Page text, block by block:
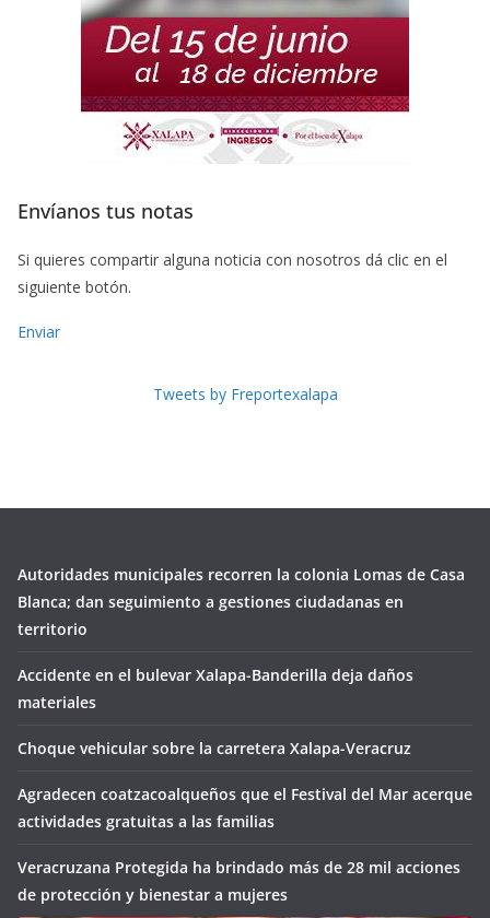
Envíanos tus notas
Si quieres compartir alguna noticia con nosotros dá clic en el
siguiente botón.
Enviar
Tweets by Freportexalapa
Autoridades municipales recorren la colonia Lomas de Casa
Blanca; dan seguimiento a gestiones ciudadanas en
territorio
Accidente en el bulevar Xalapa-Banderilla deja daños
materiales
Choque vehicular sobre la carretera Xalapa-Veracruz
Agradecen coatzacoalqueños que el Festival del Mar acerque
actividades gratuitas a las familias
Veracruzana Protegida ha brindado más de 28 mil acciones
de protección y bienestar a mujeres